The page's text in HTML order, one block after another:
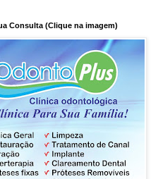
Consulta (Clique na imagem)